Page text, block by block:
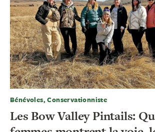
Bénévoles, Conservationniste
Les Bow Valley Pintails: